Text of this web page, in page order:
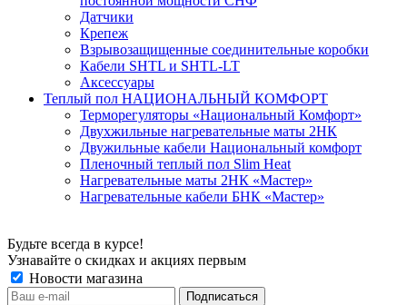
Датчики
Крепеж
Взрывозащищенные соединительные коробки
Кабели SHTL и SHTL-LT
Аксессуары
Теплый пол НАЦИОНАЛЬНЫЙ КОМФОРТ
Терморегуляторы «Национальный Комфорт»
Двухжильные нагревательные маты 2НК
Двужильные кабели Национальный комфорт
Пленочный теплый пол Slim Heat
Нагревательные маты 2НК «Мастер»
Нагревательные кабели БНК «Мастер»
Будьте всегда в курсе!
Узнавайте о скидках и акциях первым
Новости магазина